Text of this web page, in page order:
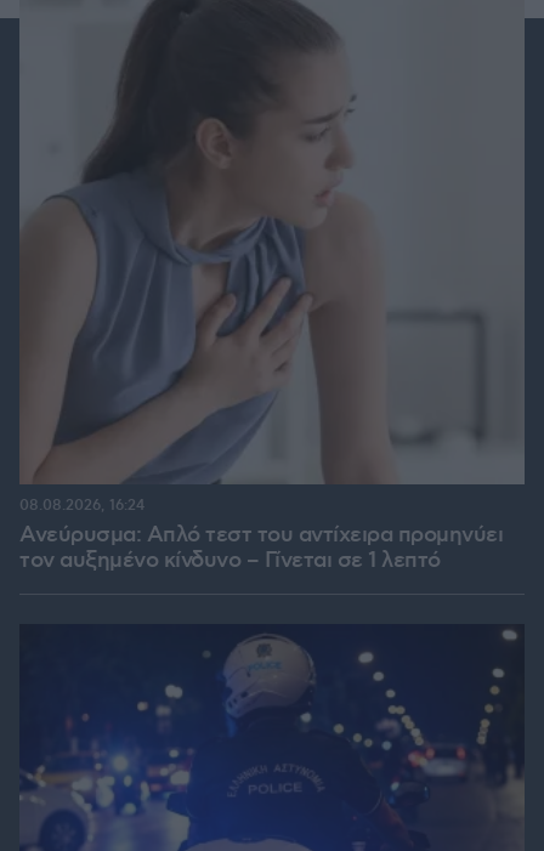
Ανεύρυσμα: Απλό τεστ του αντίχειρα προμηνύει
τον αυξημένο κίνδυνο – Γίνεται σε 1 λεπτό
08.08.2026, 16:24